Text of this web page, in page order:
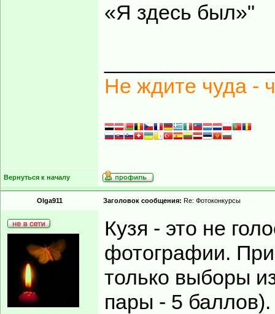
«Я здесь был»"
Не ждите чуда -
Вернуться к началу
Olga911 Заголовок сообщения: Re: Фотоконкурсы
Кузя - это не
фотографии.
только выборы
пары - 5